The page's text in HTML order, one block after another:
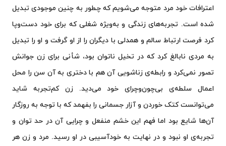
اعترافات خود مرد متوجه می‌شویم که چطور به چنین موجودی تبدیل
شده است. تجربه‌های زندگی و به‌ویژه شغلی که برای خود دست‌وپا
کرد فرصت ارتباط سالم و همدلی با دیگران را از او گرفت و او را تبدیل
به مردی نابالغ کرد که در تخیل ناتوان بود، شأنی برای زن جوانش
تصور نمی‌کرد و رابطه‌ی زناشویی آن هم با دختری به آن سن را محل
اعمال سلطه‌ی بی‌چون‌وچرای خود می‌دید. زن کم‌تجربه شاید
می‌توانست کتک خوردن و آزار جسمانی را بفهمد که با توجه به روزگار
آن‌ها شایع بود اما فهم این خشم منفعل و چرایی‌ آن در حد توان و
تجربه‌ی او نبود و در نهایت به خودآسیبی در او رسید. مرد و زن هر